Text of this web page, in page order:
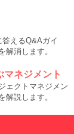
えるQ&Aガイ
解消します。
マネジメント
ェクトマネジメン
解説します。